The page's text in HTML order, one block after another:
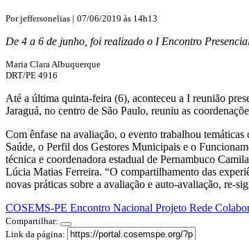
Porjeffersonelias | 07/06/2019 às 14h13
De 4 a 6 de junho, foi realizado o I Encontro
Maria Clara Albuquerque
DRT/PE 4916
Até a última quinta-feira (6), aconteceu a I reunião
Jaraguá, no centro de São Paulo, reuniu as
Com ênfase na avaliação, o evento trabalhou
Saúde, o Perfil dos Gestores Municipais e o
técnica e coordenadora estadual de Pernambuco
Lúcia Matias Ferreira. “O compartilhamento das
novas práticas sobre a avaliação e auto-avaliação, re-
COSEMS-PE Encontro Nacional Projeto Rede
Compartilhar:
Link da página: